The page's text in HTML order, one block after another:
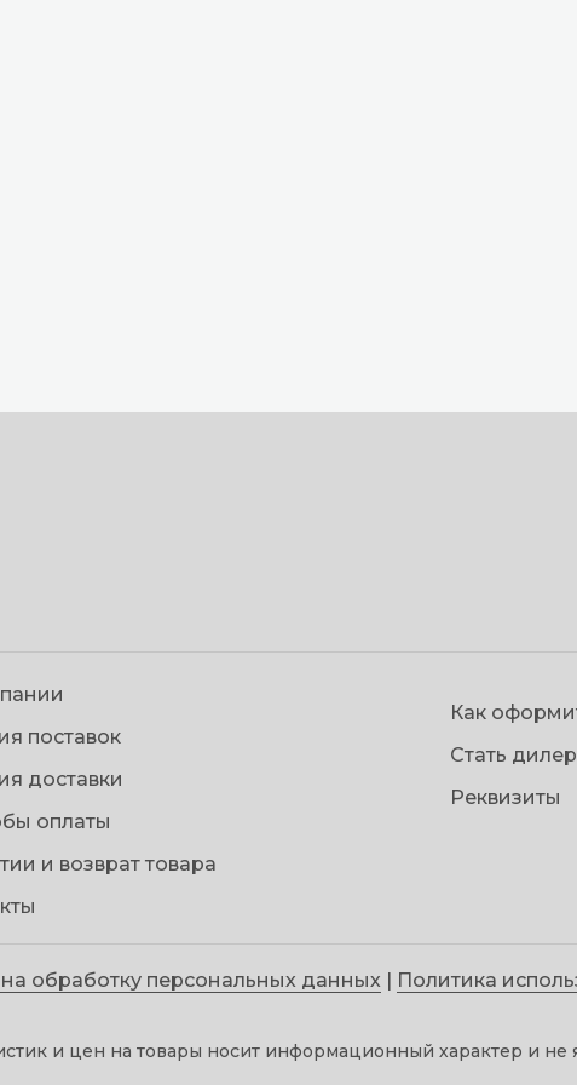
поставок
доставки
оплаты
и возврат товара
Как
Стать
Реквизиты
на обработку персональных данных | Политика
и цен на товары носит информационный характер и не